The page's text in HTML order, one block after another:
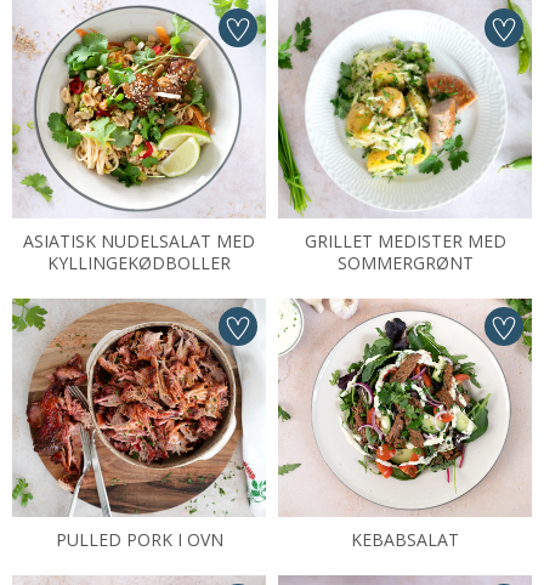
ASIATISK NUDELSALAT MED
KYLLINGEKØDBOLLER
GRILLET MEDISTER MED
SOMMERGRØNT
PULLED PORK I OVN KEBABSALAT